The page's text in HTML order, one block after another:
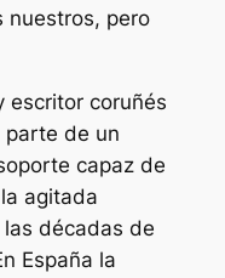
nuestros, pero
escritor coruñés
parte de un
capaz de
agitada
décadas de
España la